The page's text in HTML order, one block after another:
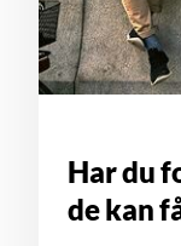
Har du
de kan